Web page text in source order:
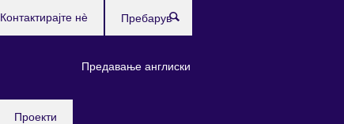
Проекти
Предавање англиски
Контактирајте нè